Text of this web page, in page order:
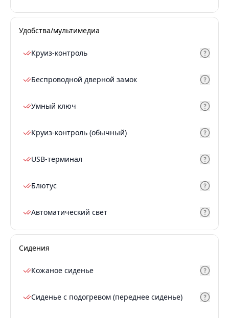
Удобства/мультимедиа
Круиз-контроль
Беспроводной дверной замок
Умный ключ
Круиз-контроль (обычный)
USB-терминал
Блютус
Автоматический свет
Сидения
Кожаное сиденье
Сиденье с подогревом (переднее сиденье)